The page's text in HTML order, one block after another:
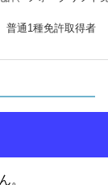
普通1種免許取得者